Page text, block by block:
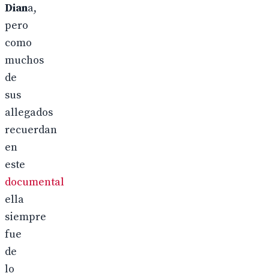
Diana,
pero
como
muchos
de
sus
allegados
recuerdan
en
este
documental
ella
siempre
fue
de
lo